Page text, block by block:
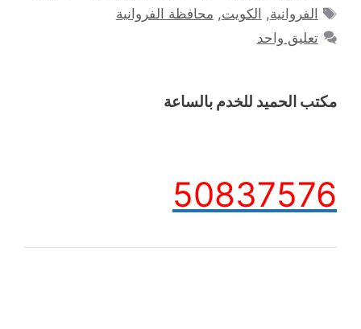
الوسوم
الفروانية, الكويت, محافظة الفروانية
تعليق واحد
مكتب الحميد للخدم بالساعة
50837576